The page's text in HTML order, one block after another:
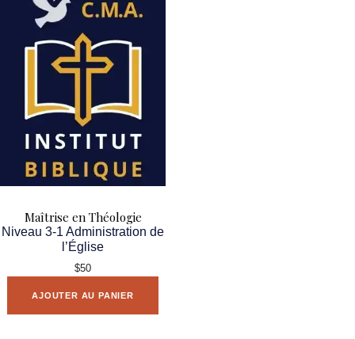
Maîtrise en Théologie
Niveau 3-1 Administration de
l’Église
$50
AJOUTER AU PANIER